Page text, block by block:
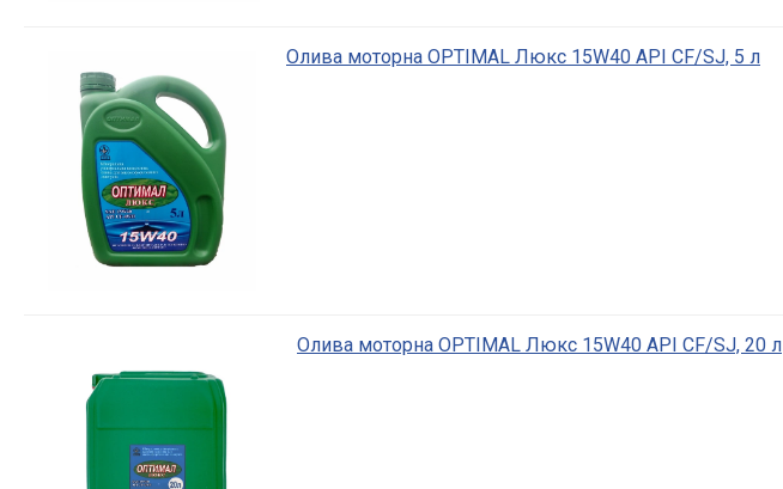
Олива моторна OPTIMAL Люкс 15W40 API CF/SJ, 5 л
Олива моторна OPTIMAL Люкс 15W40 API CF/SJ, 20 л